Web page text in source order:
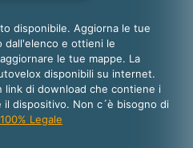
disponibile. Aggiorna le tue
dall'elenco e ottieni le
le tue mappe. La
disponibili su internet.
link di download che contiene i
dispositivo. Non c´è bisogno di
100% Legale